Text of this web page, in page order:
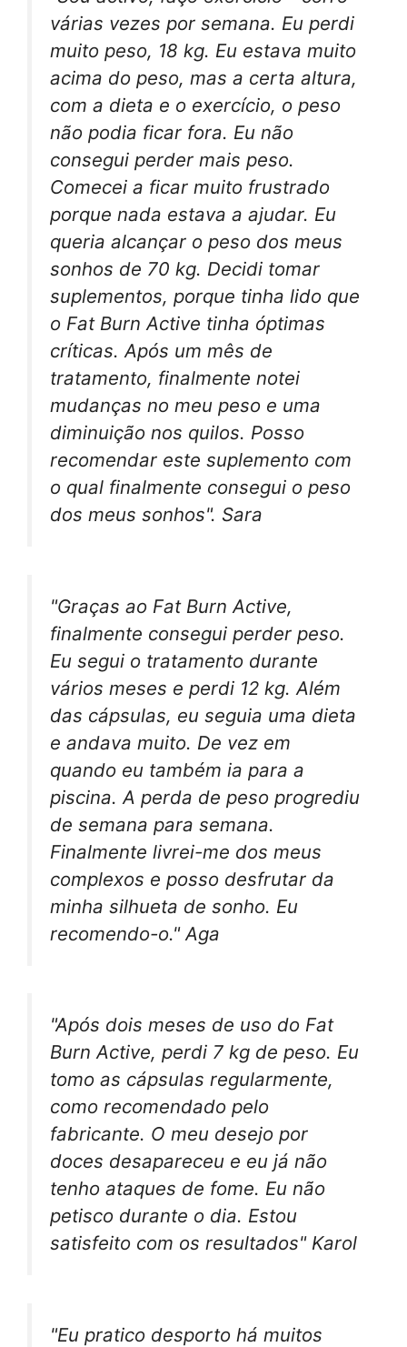
várias vezes por semana. Eu perdi
muito peso, 18 kg. Eu estava muito
acima do peso, mas a certa altura,
com a dieta e o exercício, o peso
não podia ficar fora. Eu não
consegui perder mais peso.
Comecei a ficar muito frustrado
porque nada estava a ajudar. Eu
queria alcançar o peso dos meus
sonhos de 70 kg. Decidi tomar
suplementos, porque tinha lido que
o Fat Burn Active tinha óptimas
críticas. Após um mês de
tratamento, finalmente notei
mudanças no meu peso e uma
diminuição nos quilos. Posso
recomendar este suplemento com
o qual finalmente consegui o peso
dos meus sonhos". Sara
"Graças ao Fat Burn Active,
finalmente consegui perder peso.
Eu segui o tratamento durante
vários meses e perdi 12 kg. Além
das cápsulas, eu seguia uma dieta
e andava muito. De vez em
quando eu também ia para a
piscina. A perda de peso progrediu
de semana para semana.
Finalmente livrei-me dos meus
complexos e posso desfrutar da
minha silhueta de sonho. Eu
recomendo-o." Aga
"Após dois meses de uso do Fat
Burn Active, perdi 7 kg de peso. Eu
tomo as cápsulas regularmente,
como recomendado pelo
fabricante. O meu desejo por
doces desapareceu e eu já não
tenho ataques de fome. Eu não
petisco durante o dia. Estou
satisfeito com os resultados" Karol
"Eu pratico desporto há muitos